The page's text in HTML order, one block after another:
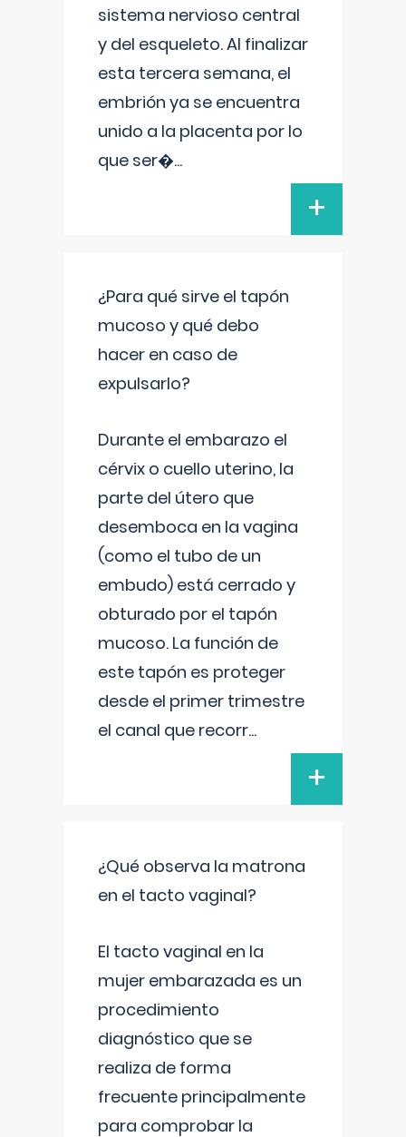
sistema nervioso central
y del esqueleto. Al finalizar
esta tercera semana, el
embrión ya se encuentra
unido a la placenta por lo
que ser�...
+
¿Para qué sirve el tapón
mucoso y qué debo
hacer en caso de
expulsarlo?
Durante el embarazo el
cérvix o cuello uterino, la
parte del útero que
desemboca en la vagina
(como el tubo de un
embudo) está cerrado y
obturado por el tapón
mucoso. La función de
este tapón es proteger
desde el primer trimestre
el canal que recorr...
+
¿Qué observa la matrona
en el tacto vaginal?
El tacto vaginal en la
mujer embarazada es un
procedimiento
diagnóstico que se
realiza de forma
frecuente principalmente
para comprobar la